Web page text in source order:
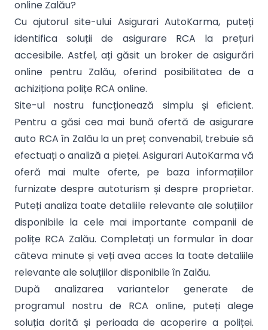
online Zalău?
Cu ajutorul site-ului Asigurari AutoKarma, puteți
identifica soluții de asigurare RCA la prețuri
accesibile. Astfel, ați găsit un broker de asigurări
online pentru Zalău, oferind posibilitatea de a
achiziționa polițe RCA online.
Site-ul nostru funcționează simplu și eficient.
Pentru a găsi cea mai bună ofertă de asigurare
auto RCA în Zalău la un preț convenabil, trebuie să
efectuați o analiză a pieței. Asigurari AutoKarma vă
oferă mai multe oferte, pe baza informațiilor
furnizate despre autoturism și despre proprietar.
Puteți analiza toate detaliile relevante ale soluțiilor
disponibile la cele mai importante companii de
polițe RCA Zalău. Completați un formular în doar
câteva minute și veți avea acces la toate detaliile
relevante ale soluțiilor disponibile în Zalău.
După analizarea variantelor generate de
programul nostru de RCA online, puteți alege
soluția dorită și perioada de acoperire a poliței.